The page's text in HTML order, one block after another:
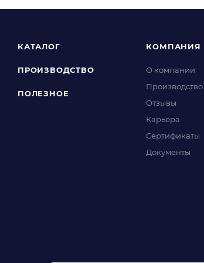
КАТАЛОГ
ПРОИЗВОДСТВО
ПОЛЕЗНОЕ
КОМПАНИЯ
О компании
Производство
Отзывы
Карьера
Сертификаты
Документы